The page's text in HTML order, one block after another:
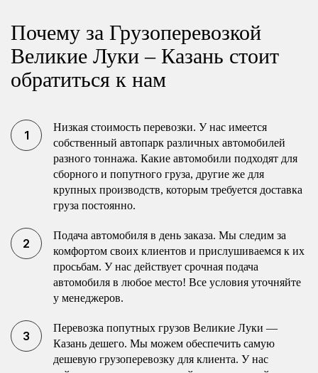
Почему за Грузоперевозкой
Великие Луки – Казань стоит
обратиться к нам
Низкая стоимость перевозки. У нас имеется
собственный автопарк различных автомобилей
разного тоннажа. Какие автомобили подходят для
сборного и попутного груза, другие же для
крупных производств, которым требуется доставка
груза постоянно.
Подача автомобиля в день заказа. Мы следим за
комфортом своих клиентов и прислушиваемся к их
просьбам. У нас действует срочная подача
автомобиля в любое место! Все условия уточняйте
у менеджеров.
Перевозка попутных грузов Великие Луки —
Казань дешего. Мы можем обеспечить самую
дешевую грузоперевозку для клиента. У нас